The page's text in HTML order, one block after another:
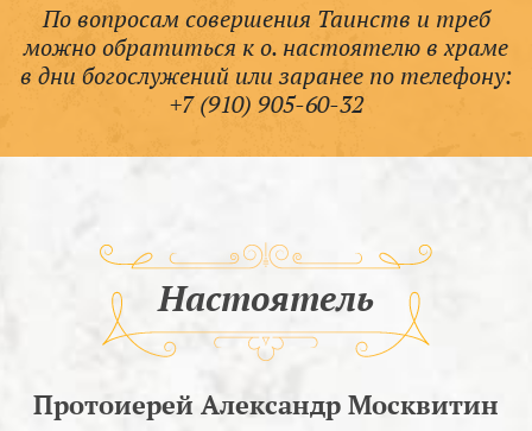
По вопросам совершения Таинств и треб
можно обратиться к о. настоятелю в храме
в дни богослужений или заранее по телефону:
+7 (910) 905-60-32
Настоятель
Протоиерей Александр Москвитин